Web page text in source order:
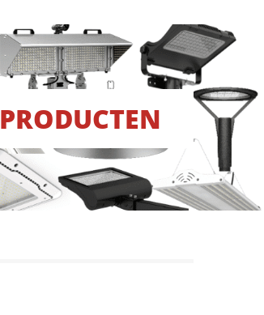
PRODUCTEN